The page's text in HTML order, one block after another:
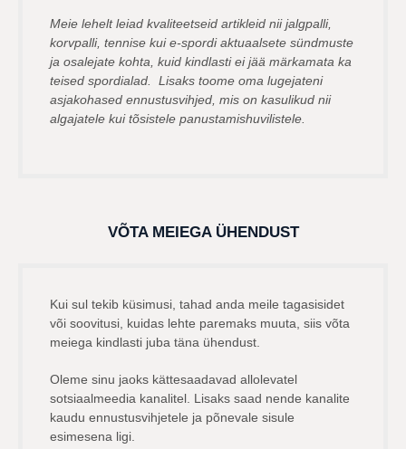
Meie lehelt leiad kvaliteetseid artikleid nii jalgpalli,
korvpalli, tennise kui e-spordi aktuaalsete sündmuste
ja osalejate kohta, kuid kindlasti ei jää märkamata ka
teised spordialad. Lisaks toome oma lugejateni
asjakohased ennustusvihjed, mis on kasulikud nii
algajatele kui tõsistele panustamishuvilistele.
VÕTA MEIEGA ÜHENDUST
Kui sul tekib küsimusi, tahad anda meile tagasisidet
või soovitusi, kuidas lehte paremaks muuta, siis võta
meiega kindlasti juba täna ühendust.
Oleme sinu jaoks kättesaadavad allolevatel
sotsiaalmeedia kanalitel. Lisaks saad nende kanalite
kaudu ennustusvihjetele ja põnevale sisule
esimesena ligi.